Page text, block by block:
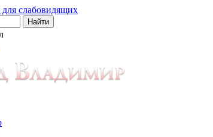
для слабовидящих